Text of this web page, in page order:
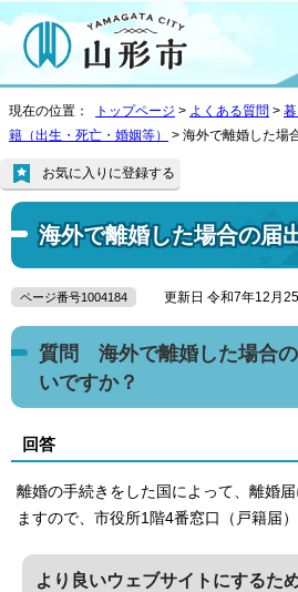
現在の位置： トップページ > よくある質問 >
籍（出生・死亡・婚姻等）
> 海外で離婚した場
海外で離婚した場合の届
お気に入りに登録する
ページ番号1004184 更新日 令和7年12月
質問 海外で離婚した場合の
いですか？
回答
離婚の手続きをした国によって、離婚
ますので、市役所1階4番窓口（戸籍届
より良いウェブサイトにするた